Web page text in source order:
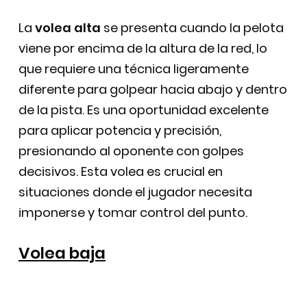
La volea alta se presenta cuando la pelota
viene por encima de la altura de la red, lo
que requiere una técnica ligeramente
diferente para golpear hacia abajo y dentro
de la pista. Es una oportunidad excelente
para aplicar potencia y precisión,
presionando al oponente con golpes
decisivos. Esta volea es crucial en
situaciones donde el jugador necesita
imponerse y tomar control del punto.
Volea baja